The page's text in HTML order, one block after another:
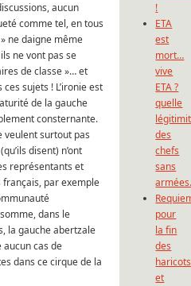
aucun
comme tel, en tous
ne daigne même
ne vont pas se
de classe »… et
sujets ! L’ironie est
de la gauche
consternante.
veulent surtout pas
disent) n’ont
représentants et
par exemple
dans le
la gauche abertzale
aucun cas de
dans ce cirque de la
!
ETA
est
mort…
vive
ETA ?
quelle
des
chefs
sans
pour
la fin
des
et